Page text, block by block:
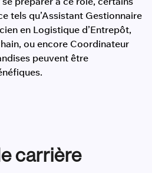
tels qu’Assistant Gestionnaire
en Logistique d’Entrepôt,
ou encore Coordinateur
peuvent être
carrière